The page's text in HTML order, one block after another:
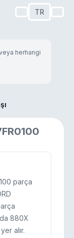
TR
parça
880X
alır.